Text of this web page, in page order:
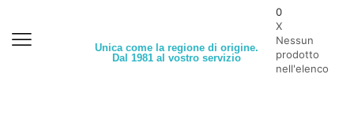
Unica come la regione di origine.
Dal 1981 al vostro servizio
0
X
Nessun
prodotto
nell'elenco